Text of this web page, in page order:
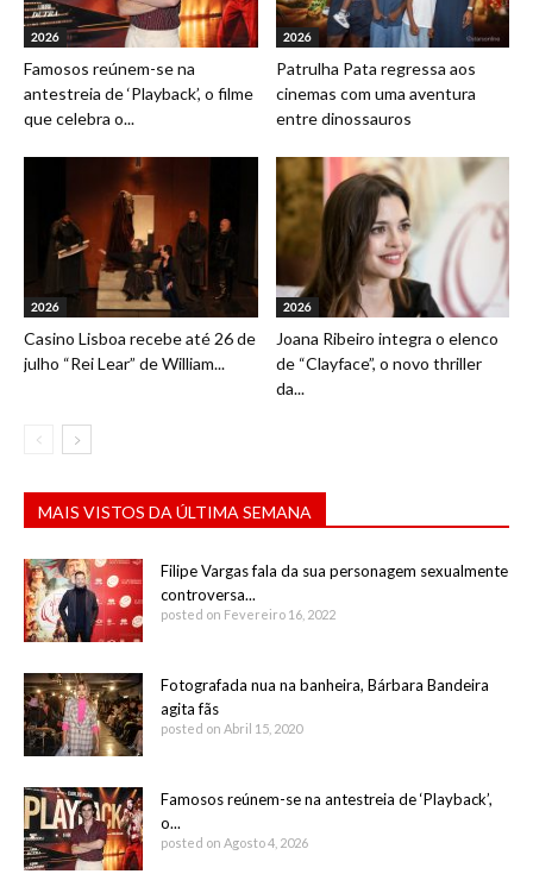
2026
Famosos reúnem-se na
antestreia de ‘Playback’, o filme
que celebra o...
2026
Patrulha Pata regressa aos
cinemas com uma aventura
entre dinossauros
2026
Casino Lisboa recebe até 26 de
julho “Rei Lear” de William...
2026
Joana Ribeiro integra o elenco
de “Clayface”, o novo thriller
da...
MAIS VISTOS DA ÚLTIMA SEMANA
Filipe Vargas fala da sua personagem sexualmente
controversa...
posted on Fevereiro 16, 2022
Fotografada nua na banheira, Bárbara Bandeira
agita fãs
posted on Abril 15, 2020
Famosos reúnem-se na antestreia de ‘Playback’,
o...
posted on Agosto 4, 2026